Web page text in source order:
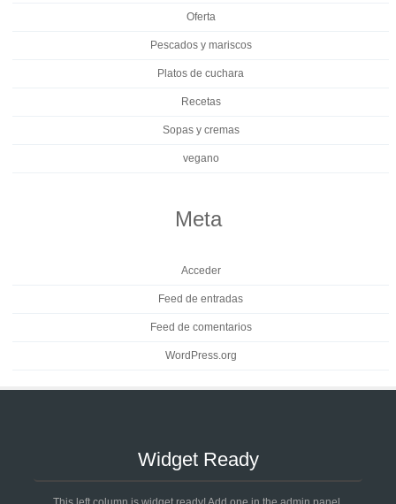
Oferta
Pescados y mariscos
Platos de cuchara
Recetas
Sopas y cremas
vegano
Meta
Acceder
Feed de entradas
Feed de comentarios
WordPress.org
Widget Ready